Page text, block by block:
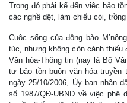
Trong đó phải kể đến việc bảo
các nghề dệt, làm chiếu cói,
Cuộc sống của đồng bào
túc, nhưng không còn cảnh thiếu
Văn hóa-Thông tin (nay là Bộ
tư bảo tồn buôn văn hóa truyền
ngày 25/10/2006, Ủy ban nhân
số 1987/QĐ-UBND về việc phê